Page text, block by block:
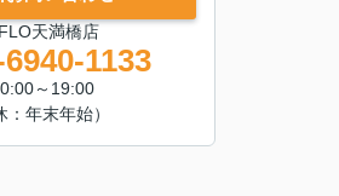
天満橋店
1133
～19:00
：年末年始）